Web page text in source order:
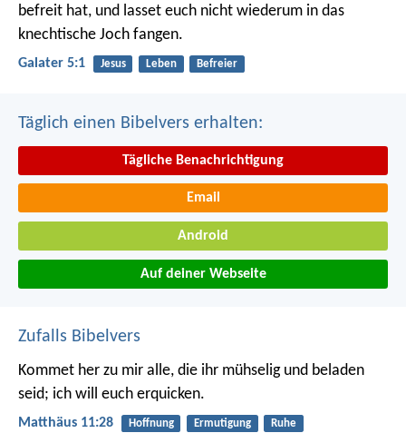
befreit hat, und lasset euch nicht wiederum in das
knechtische Joch fangen.
Galater 5:1 Jesus Leben Befreier
Täglich einen Bibelvers erhalten:
Tägliche Benachrichtigung
Email
Android
Auf deiner Webseite
Zufalls Bibelvers
Kommet her zu mir alle, die ihr mühselig und beladen
seid; ich will euch erquicken.
Matthäus 11:28 Hoffnung Ermutigung Ruhe